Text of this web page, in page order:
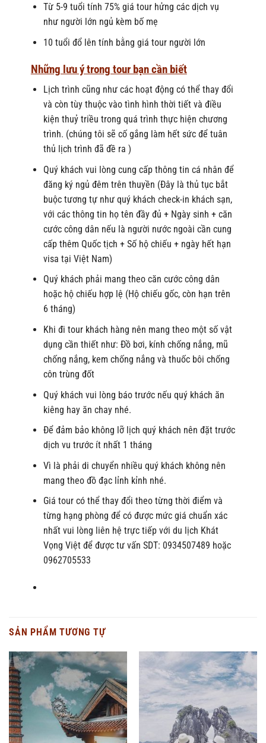
Từ 5-9 tuổi tính 75% giá tour hửng các dịch vụ
như người lớn ngủ kèm bố mẹ
10 tuổi đổ lên tính bằng giá tour người lớn
Những lưu ý trong tour bạn cần biết
Lịch trình cũng như các hoạt động có thể thay đổi
và còn tùy thuộc vào tình hình thời tiết và điều
kiện thuỷ triều trong quá trình thực hiện chương
trình. (chúng tôi sẽ cố gắng làm hết sức để tuân
thủ lịch trình đã đề ra )
Quý khách vui lòng cung cấp thông tin cá nhân để
đăng ký ngủ đêm trên thuyền (Đây là thủ tục bắt
buộc tương tự như quý khách check-in khách sạn,
với các thông tin họ tên đầy đủ + Ngày sinh + căn
cước công dân nếu là người nước ngoài cần cung
cấp thêm Quốc tịch + Số hộ chiếu + ngày hết hạn
visa tại Việt Nam)
Quý khách phải mang theo căn cước công dân
hoặc hộ chiếu hợp lệ (Hộ chiếu gốc, còn hạn trên
6 tháng)
Khi đi tour khách hàng nên mang theo một số vật
dụng cần thiết như: Đồ bơi, kính chống nắng, mũ
chống nắng, kem chống nắng và thuốc bôi chống
côn trùng đốt
Quý khách vui lòng báo trước nếu quý khách ăn
kiêng hay ăn chay nhé.
Để đảm bảo không lỡ lịch quý khách nên đặt trước
dịch vu trước ít nhất 1 tháng
Vì là phải di chuyển nhiều quý khách không nên
mang theo đồ đạc lỉnh kỉnh nhé.
Giá tour có thể thay đổi theo từng thời điểm và
từng hạng phòng để có được mức giá chuẩn xác
nhất vui lòng liên hệ trực tiếp với du lịch Khát
Vọng Việt để được tư vấn SDT: 0934507489 hoặc
0962705533
SẢN PHẨM TƯƠNG TỰ